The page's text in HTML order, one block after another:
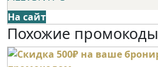
На сайт
Похожие промокоды